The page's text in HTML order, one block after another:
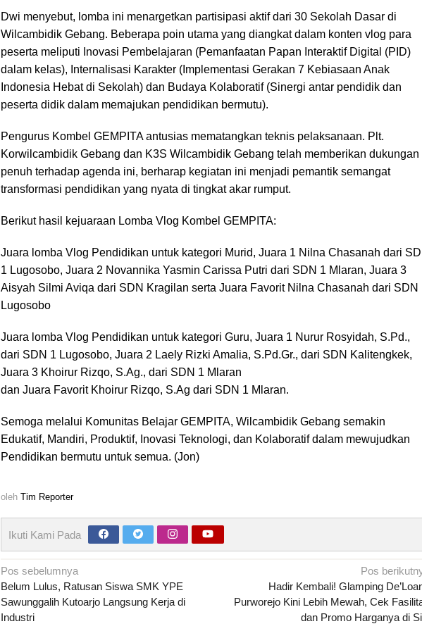
Dwi menyebut, lomba ini menargetkan partisipasi aktif dari 30 Sekolah Dasar di
Wilcambidik Gebang. Beberapa poin utama yang diangkat dalam konten vlog para
peserta meliputi Inovasi Pembelajaran (Pemanfaatan Papan Interaktif Digital (PID)
dalam kelas), Internalisasi Karakter (Implementasi Gerakan 7 Kebiasaan Anak
Indonesia Hebat di Sekolah) dan Budaya Kolaboratif (Sinergi antar pendidik dan
peserta didik dalam memajukan pendidikan bermutu).
Pengurus Kombel GEMPITA antusias mematangkan teknis pelaksanaan. Plt.
Korwilcambidik Gebang dan K3S Wilcambidik Gebang telah memberikan dukungan
penuh terhadap agenda ini, berharap kegiatan ini menjadi pemantik semangat
transformasi pendidikan yang nyata di tingkat akar rumput.
Berikut hasil kejuaraan Lomba Vlog Kombel GEMPITA:
Juara lomba Vlog Pendidikan untuk kategori Murid, Juara 1 Nilna Chasanah dari
1 Lugosobo, Juara 2 Novannika Yasmin Carissa Putri dari SDN 1 Mlaran, Juara 3
Aisyah Silmi Aviqa dari SDN Kragilan serta Juara Favorit Nilna Chasanah dari SDN
Lugosobo
Juara lomba Vlog Pendidikan untuk kategori Guru, Juara 1 Nurur Rosyidah, S.Pd.,
dari SDN 1 Lugosobo, Juara 2 Laely Rizki Amalia, S.Pd.Gr., dari SDN Kalitengkek,
Juara 3 Khoirur Rizqo, S.Ag., dari SDN 1 Mlaran
dan Juara Favorit Khoirur Rizqo, S.Ag dari SDN 1 Mlaran.
Semoga melalui Komunitas Belajar GEMPITA, Wilcambidik Gebang semakin
Edukatif, Mandiri, Produktif, Inovasi Teknologi, dan Kolaboratif dalam mewujudkan
Pendidikan bermutu untuk semua. (Jon)
oleh Tim Reporter
Ikuti Kami Pada
Navigasi
pos
Pos sebelumnya
Belum Lulus, Ratusan Siswa SMK YPE
Sawunggalih Kutoarjo Langsung Kerja di
Industri
Pos
Hadir Kembali! Glamping
Purworejo Kini Lebih Mewah, Cek
dan Promo Harganya di